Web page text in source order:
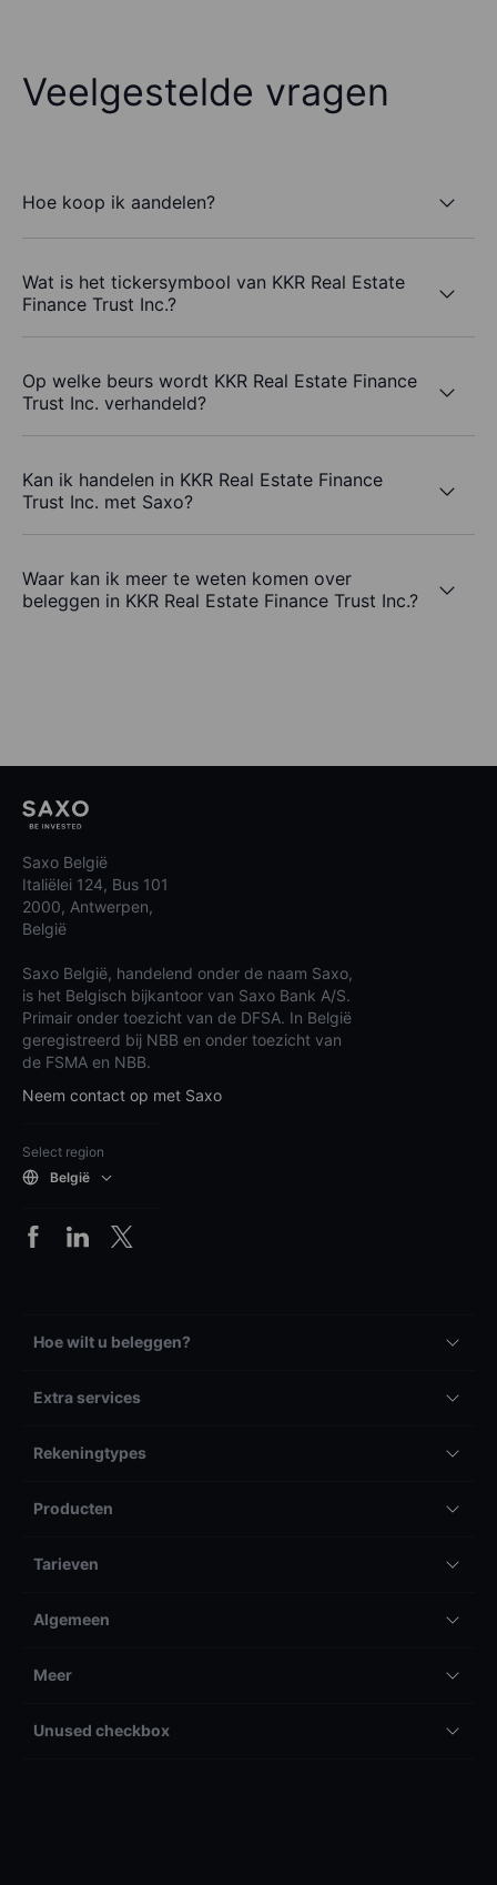
Veelgestelde vragen
Hoe koop ik aandelen?
Wat is het tickersymbool van KKR Real Estate
Finance Trust Inc.?
Op welke beurs wordt KKR Real Estate Finance
Trust Inc. verhandeld?
Kan ik handelen in KKR Real Estate Finance
Trust Inc. met Saxo?
Waar kan ik meer te weten komen over
beleggen in KKR Real Estate Finance Trust Inc.?
Saxo België
Italiëlei 124, Bus 101
2000, Antwerpen,
België
Saxo België, handelend onder de naam Saxo,
is het Belgisch bijkantoor van Saxo Bank A/S.
Primair onder toezicht van de DFSA. In België
geregistreerd bij NBB en onder toezicht van
de FSMA en NBB.
Neem contact op met Saxo
Select region
België
Hoe wilt u beleggen?
Extra services
Rekeningtypes
Producten
Tarieven
Algemeen
Meer
Unused checkbox